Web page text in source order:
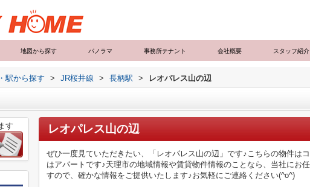
地図から探す パノラマ 事務所テナント 会社概要 スタッフ紹介
駅から探す > JR桜井線 > 長柄駅 > レオパレス山の辺
レオパレス山の辺
ぜひ一度見ていただきたい、「レオパレス山の辺」です♪こちらの物件は
はアパートです♪天理市の地域情報や賃貸物件情報のことなら、当社にお
すので、確かな情報をご提供いたします♪お気軽にご連絡ください(^o^)
す